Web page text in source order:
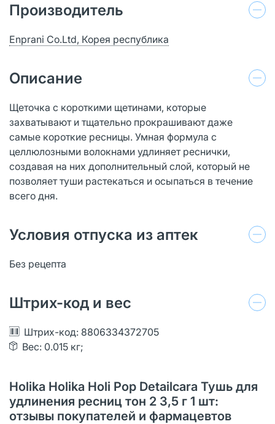
Производитель
Enprani Co.Ltd, Корея республика
Описание
Щеточка с короткими щетинами, которые
захватывают и тщательно прокрашивают даже
самые короткие ресницы. Умная формула с
целлюлозными волокнами удлиняет реснички,
создавая на них дополнительный слой, который не
позволяет туши растекаться и осыпаться в течение
всего дня.
Условия отпуска из аптек
Без рецепта
Штрих-код и вес
Штрих-код: 8806334372705
Вес: 0.015 кг;
Holika Holika Holi Pop Detailcara Тушь для
удлинения ресниц тон 2 3,5 г 1 шт:
отзывы покупателей и фармацевтов